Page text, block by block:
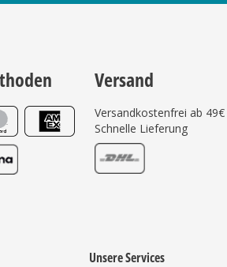
Versand
Versandkostenfrei ab 49€
Schnelle Lieferung
Unsere Services